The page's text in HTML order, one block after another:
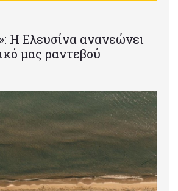
Η Ελευσίνα ανανεώνει
μας ραντεβού